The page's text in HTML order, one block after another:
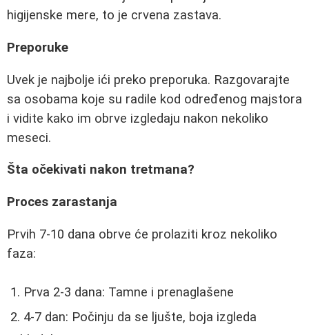
higijenske mere, to je crvena zastava.
Preporuke
Uvek je najbolje ići preko preporuka. Razgovarajte
sa osobama koje su radile kod određenog majstora
i vidite kako im obrve izgledaju nakon nekoliko
meseci.
Šta očekivati nakon tretmana?
Proces zarastanja
Prvih 7-10 dana obrve će prolaziti kroz nekoliko
faza:
Prva 2-3 dana: Tamne i prenaglašene
4-7 dan: Počinju da se ljušte, boja izgleda